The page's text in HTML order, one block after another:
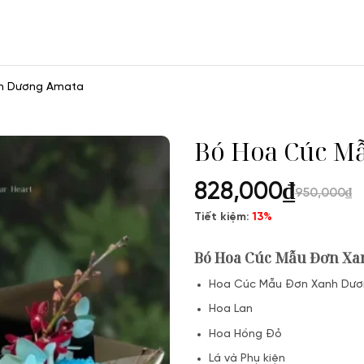
Dương Amata
Bó Hoa Cúc
828,000₫950,000₫
Tiết kiệm:13%
Bó Hoa Cúc Mẫu Đơn
Hoa Cúc Mẫu Đơn Xanh
Hoa Lan
Hoa Hồng Đỏ
Lá và Phụ kiện